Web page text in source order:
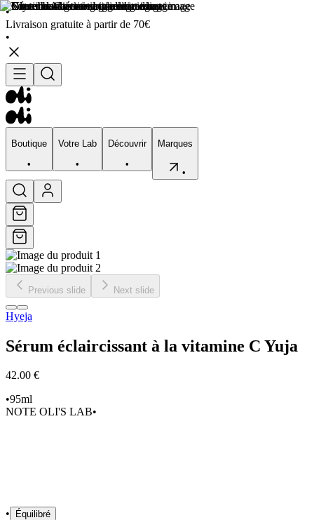
•
Livraison gratuite à partir de 70€
•
Boutique
•
Votre Lab
•
Découvrir
•
Marques
•
Boutique
•
Votre Lab
Visage
Shop All
Previous slide Next slide
Hyeja
Sérum éclaircissant à la vitamine C Yuja
42.00 €
•95ml
NOTE OLI'S LAB•
• Équilibré